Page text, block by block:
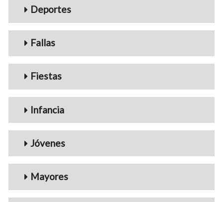
Deportes
Fallas
Fiestas
Infancia
Jóvenes
Mayores